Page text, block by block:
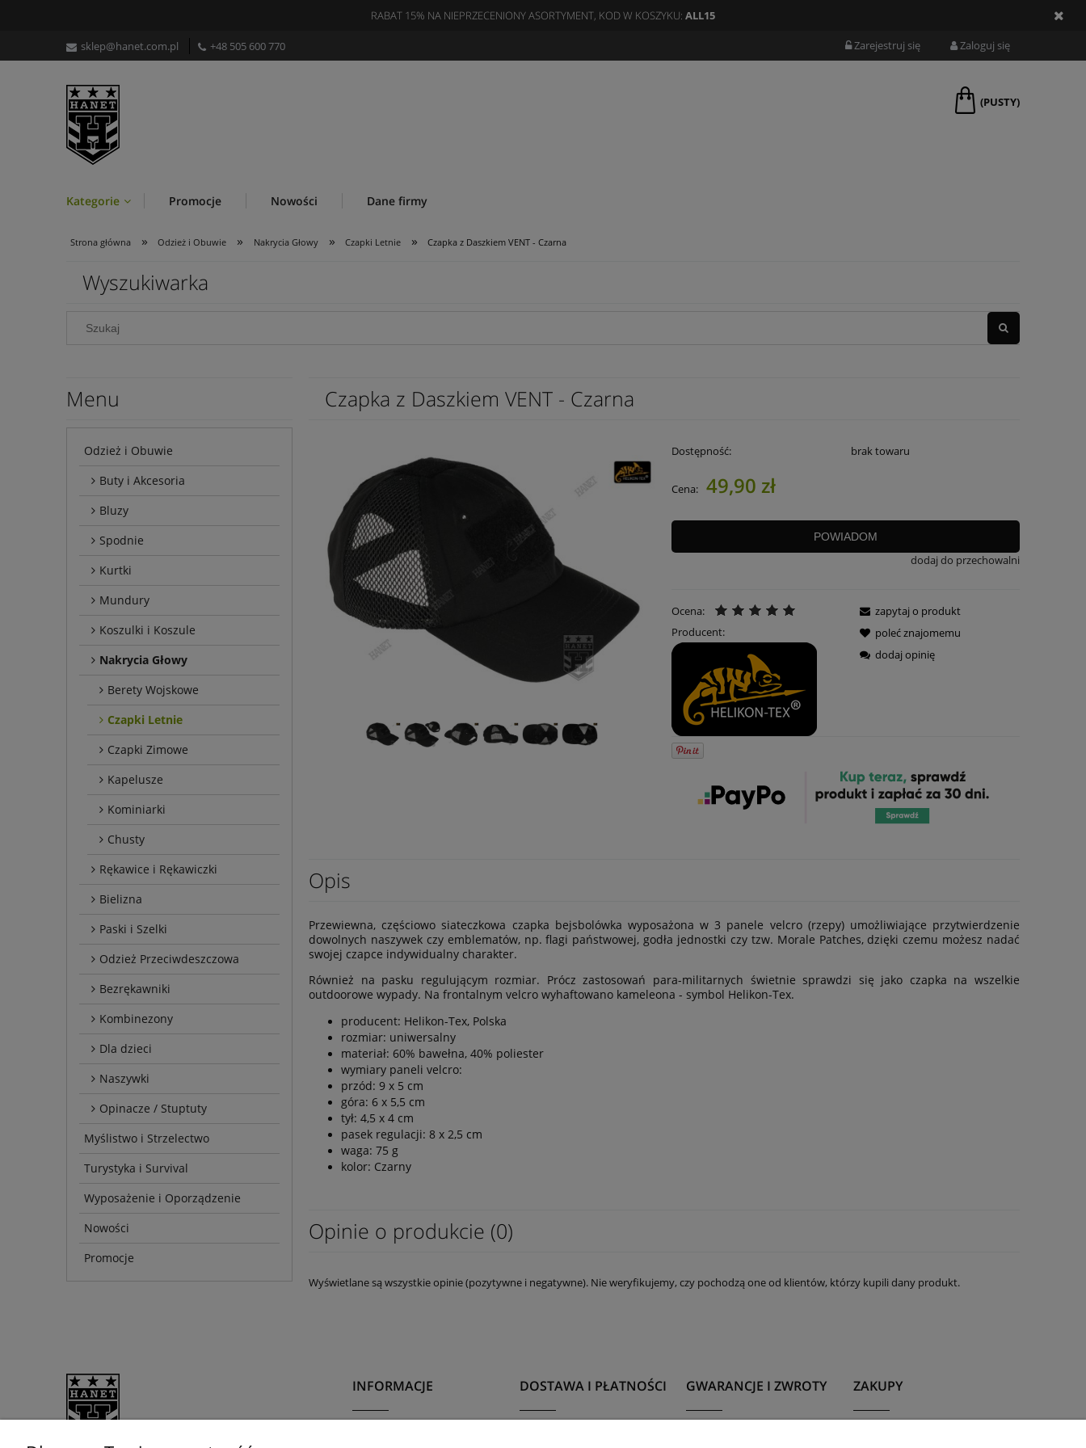
RABAT 15% NA NIEPRZECENIONY ASORTYMENT, KOD W KOSZYKU: ALL15
sklep@hanet.com.pl +48 505 600 770 Zarejestruj się Zaloguj się
(PUSTY)
Kategorie Promocje Nowości Dane firmy
Strona główna » Odzież i Obuwie » Nakrycia Głowy » Czapki Letnie » Czapka z Daszkiem VENT - Czarna
Wyszukiwarka
Menu
Odzież i Obuwie
Buty i Akcesoria
Bluzy
Spodnie
Kurtki
Mundury
Koszulki i Koszule
Nakrycia Głowy
Berety Wojskowe
Czapki Letnie
Czapki Zimowe
Kapelusze
Kominiarki
Chusty
Rękawice i Rękawiczki
Bielizna
Paski i Szelki
Odzież Przeciwdeszczowa
Bezrękawniki
Kombinezony
Dla dzieci
Naszywki
Opinacze / Stuptuty
Myślistwo i Strzelectwo
Turystyka i Survival
Wyposażenie i Oporządzenie
Nowości
Promocje
Czapka z Daszkiem VENT - Czarna
Dostępność: brak towaru
Cena: 49,90 zł
POWIADOM
dodaj do przechowalni
Ocena:
Producent:
zapytaj o produkt
poleć znajomemu
dodaj opinię
Opis
Przewiewna, częściowo siateczkowa czapka bejsbolówka wyposażona w 3 panele velcro (rzepy) umożliwiające przytwierdzenie
dowolnych naszywek czy emblematów, np. flagi państwowej, godła jednostki czy tzw. Morale Patches, dzięki czemu możesz nadać
swojej czapce indywidualny charakter.
Również na pasku regulującym rozmiar. Prócz zastosowań para-militarnych świetnie sprawdzi się jako czapka na wszelkie
outdoorowe wypady. Na frontalnym velcro wyhaftowano kameleona - symbol Helikon-Tex.
producent: Helikon-Tex, Polska
rozmiar: uniwersalny
materiał: 60% bawełna, 40% poliester
wymiary paneli velcro:
przód: 9 x 5 cm
góra: 6 x 5,5 cm
tył: 4,5 x 4 cm
pasek regulacji: 8 x 2,5 cm
waga: 75 g
kolor: Czarny
Opinie o produkcie (0)
Wyświetlane są wszystkie opinie (pozytywne i negatywne). Nie weryfikujemy, czy pochodzą one od klientów, którzy kupili dany produkt.
INFORMACJE DOSTAWA I PŁATNOŚCI GWARANCJE I ZWROTY ZAKUPY